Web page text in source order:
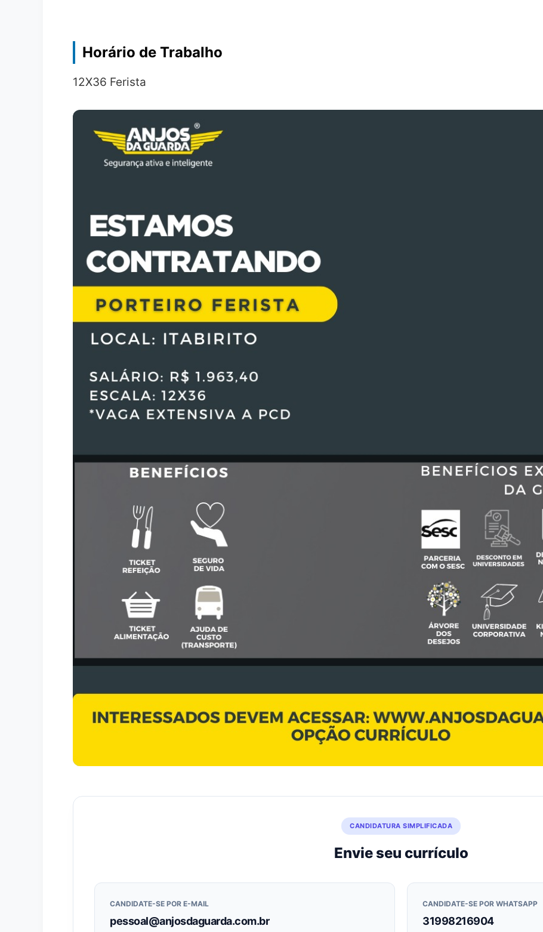
Horário de Trabalho
12X36 Ferista
CANDIDATURA SIMPLIFICADA
Envie seu currículo
CANDIDATE-SE POR E-MAIL
pessoal@anjosdaguarda.com.br
CANDIDATE-SE POR WHATSAPP
31998216904